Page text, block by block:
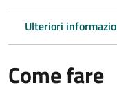
Ulteriori
Come fare